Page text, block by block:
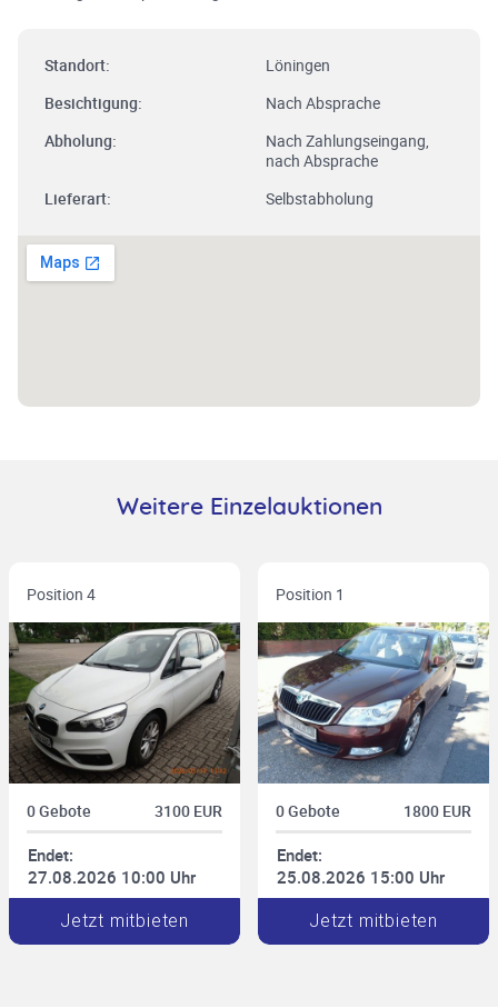
Standort:
Löningen
Besichtigung:
Nach Absprache
Abholung:
Nach Zahlungseingang,
nach Absprache
Lieferart:
Selbstabholung
Weitere Einzelauktionen
Position 4
0 Gebote 3100 EUR
Endet:
27.08.2026 10:00 Uhr
Jetzt mitbieten
Position 1
0 Gebote 1800 EUR
Endet:
25.08.2026 15:00 Uhr
Jetzt mitbieten